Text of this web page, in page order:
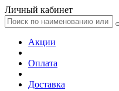
Личный кабинет
Акции
Оплата
Доставка